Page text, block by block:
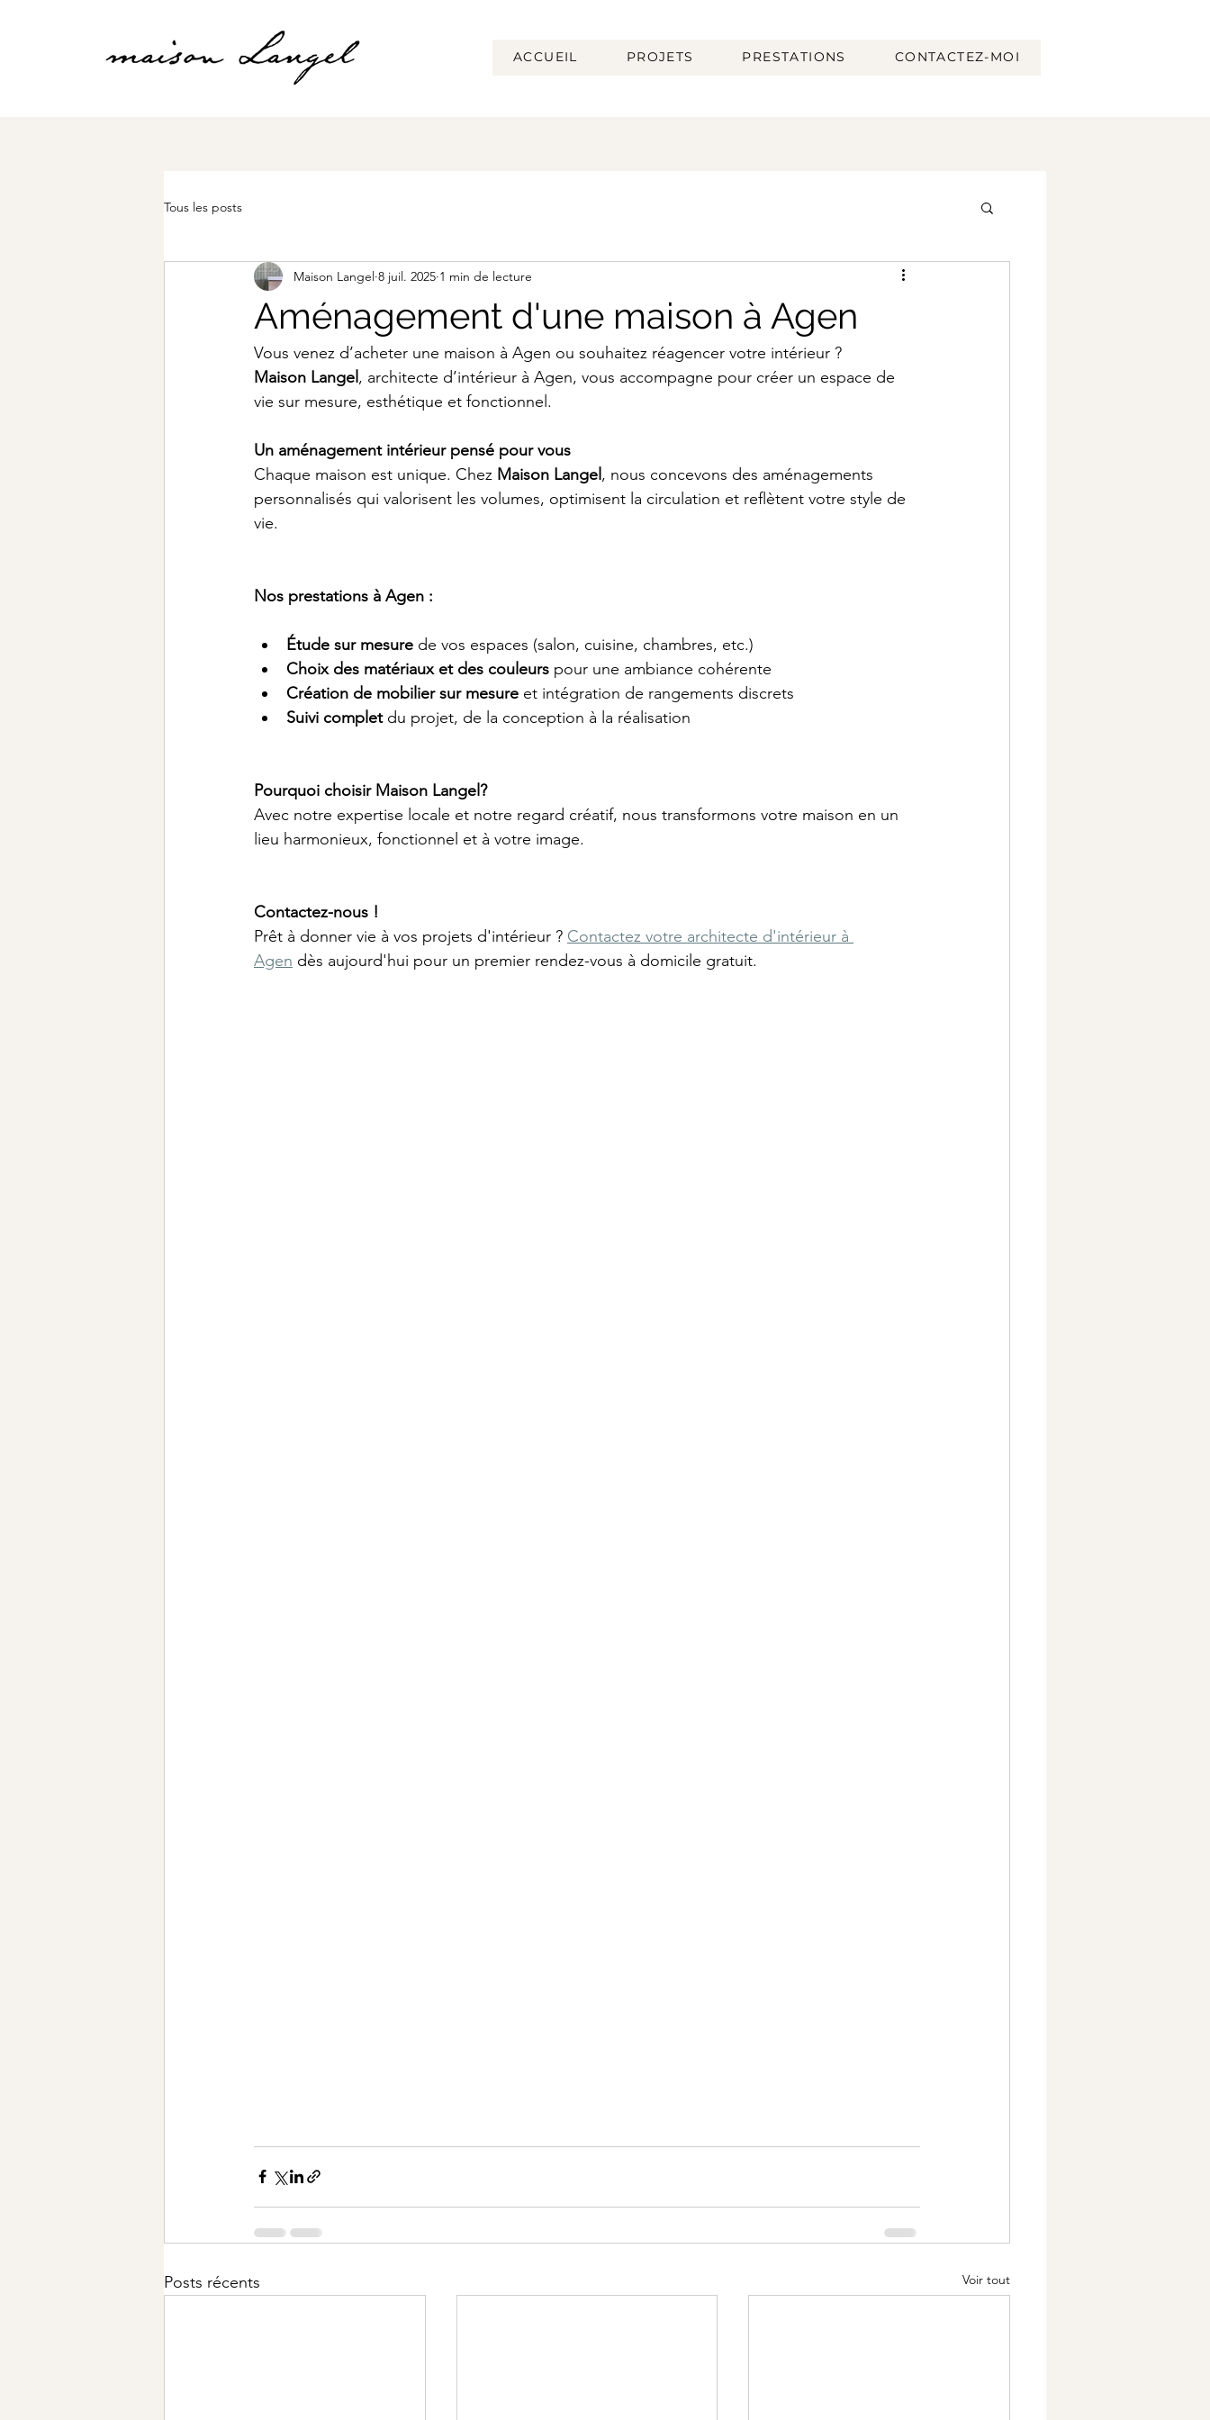
ACCUEIL PROJETS PRESTATIONS CONTACTEZ-MOI
Tous les posts
Aménagement d'une maison à Agen
Maison Langel 8 juil. 2025 1 min de lecture
Vous venez d’acheter une maison à Agen ou souhaitez réagencer votre intérieur ?
Maison Langel , architecte d’intérieur à Agen, vous accompagne pour créer un espace de
vie sur mesure, esthétique et fonctionnel.
Un aménagement intérieur pensé pour vous
Chaque maison est unique. Chez Maison Langel , nous concevons des aménagements
personnalisés qui valorisent les volumes, optimisent la circulation et reflètent votre style de
vie.
Nos prestations à Agen :
Étude sur mesure de vos espaces (salon, cuisine, chambres, etc.)
Choix des matériaux et des couleurs pour une ambiance cohérente
Création de mobilier sur mesure et intégration de rangements discrets
Suivi complet du projet, de la conception à la réalisation
Pourquoi choisir Maison Langel?
Avec notre expertise locale et notre regard créatif, nous transformons votre maison en un
lieu harmonieux, fonctionnel et à votre image.
Contactez-nous !
Prêt à donner vie à vos projets d'intérieur ? Contactez votre architecte d'intérieur à
Agen dès aujourd'hui pour un premier rendez-vous à domicile gratuit.
Posts récents Voir tout